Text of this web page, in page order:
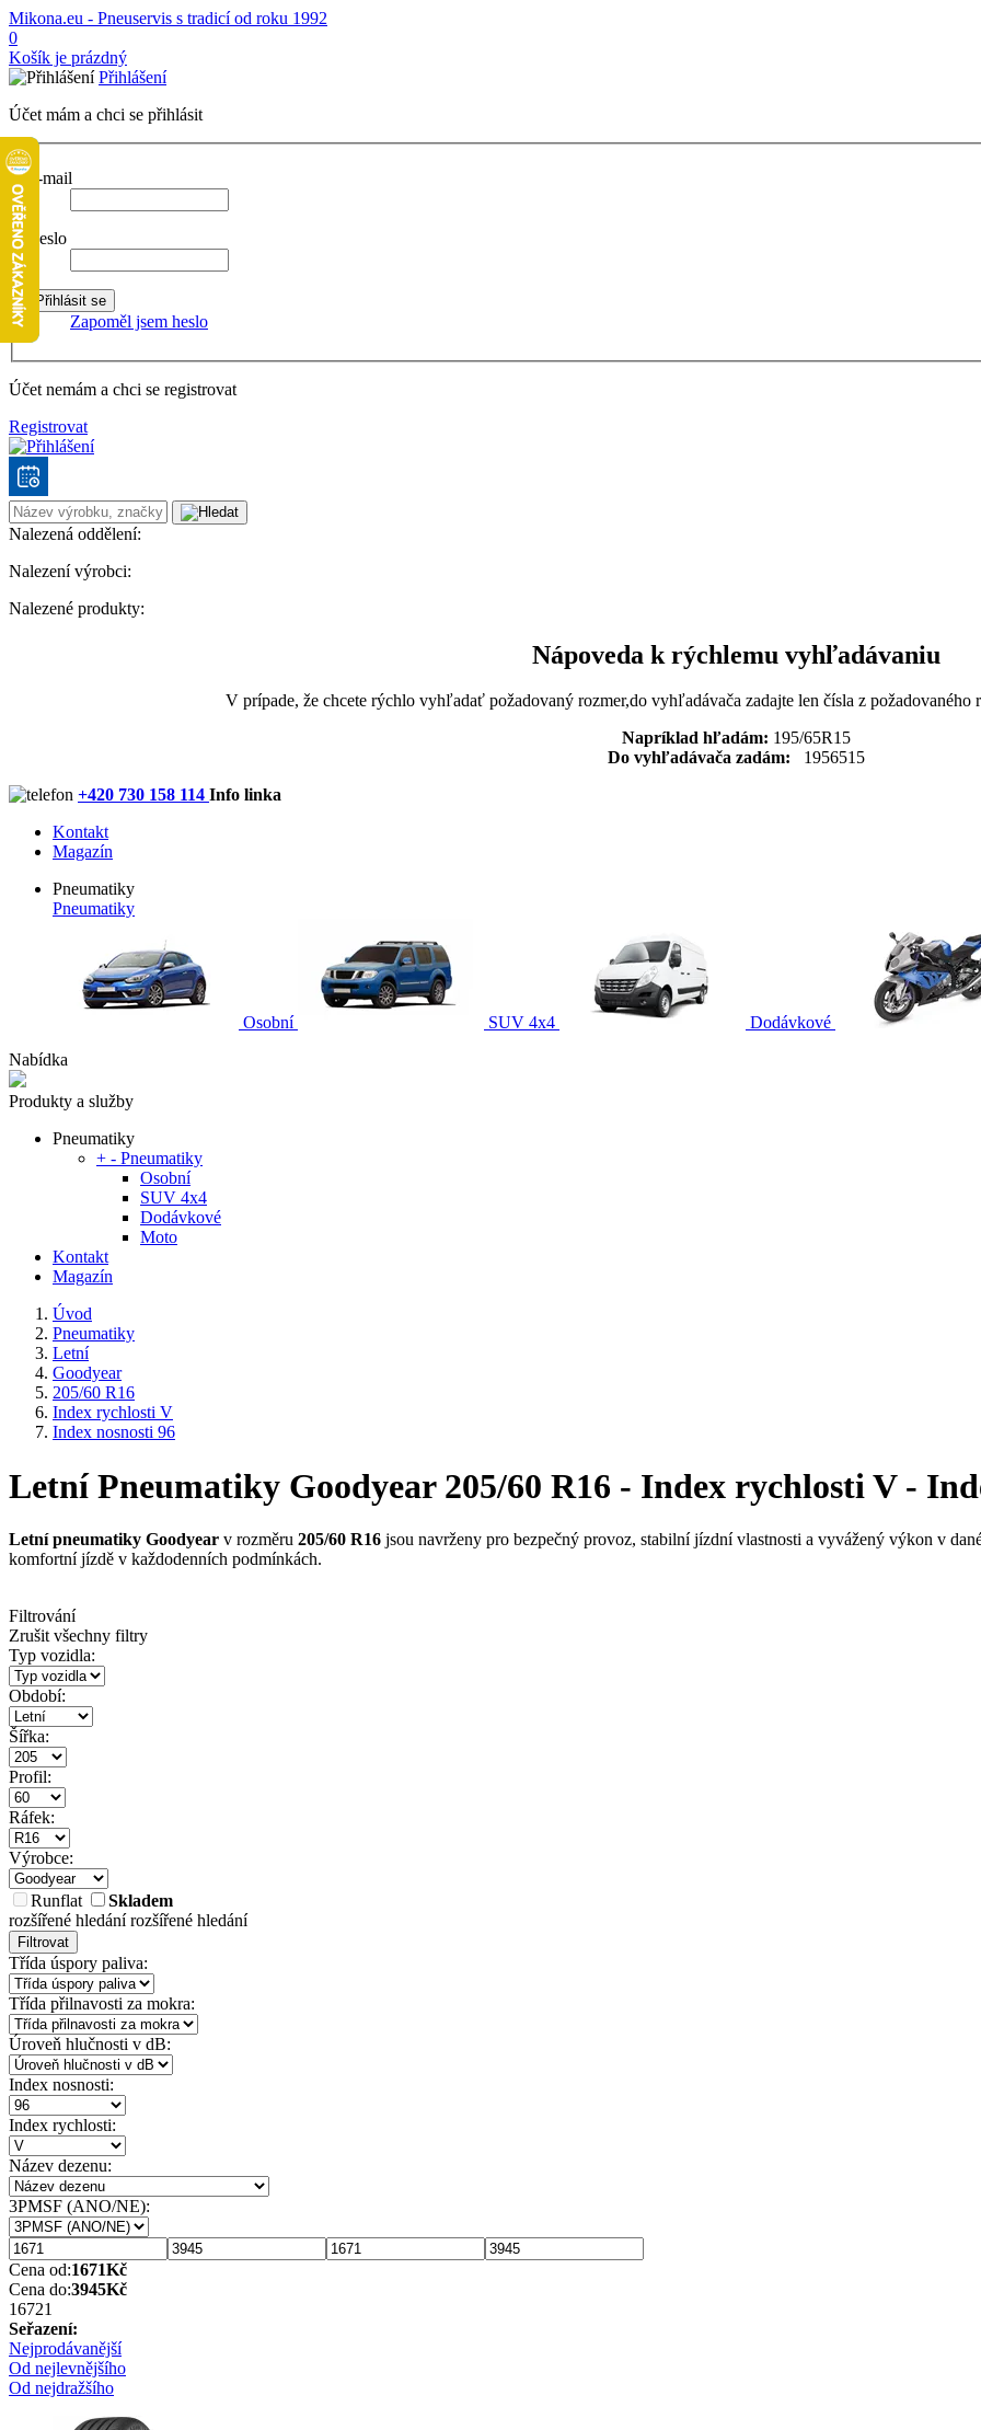
Mikona.eu - Pneuservis s tradicí od roku 1992
0
Košík je prázdný
Přihlášení
Účet mám a chci se přihlásit
E-mail
Heslo
Zapoměl jsem heslo
Účet nemám a chci se registrovat
Registrovat
Nalezená oddělení:
Nalezení výrobci:
Nalezené produkty:
Nápoveda k rýchlemu vyhľadávaniu
V prípade, že chcete rýchlo vyhľadať požadovaný rozmer,do vyhľadávača zadajte len čísla z
Napríklad hľadám: 195/65R15
Do vyhľadávača zadám: 1956515
+420 730 158 114 Info linka
Kontakt
Magazín
Pneumatiky
Pneumatiky
Osobní SUV 4x4
Dodávkové
Nabídka
Produkty a služby
Pneumatiky
+ - Pneumatiky
Osobní
SUV 4x4
Dodávkové
Moto
Kontakt
Magazín
Úvod
Pneumatiky
Letní
Goodyear
205/60 R16
Index rychlosti V
Index nosnosti 96
Letní Pneumatiky Goodyear 205/60 R16 - Index rychlosti V -
Letní pneumatiky Goodyear v rozměru 205/60 R16 jsou navrženy pro bezpečný provoz, stabilní jízdní vlastnosti a vyvážený výkon v
komfortní jízdě v každodenních podmínkách.
Filtrování
Zrušit všechny filtry
Typ vozidla:
Období:
Šířka:
Profil:
Ráfek:
Výrobce:
Runflat
Skladem
rozšířené hledánírozšířené hledání
Filtrovat
Třída úspory paliva:
Třída přilnavosti za mokra:
Úroveň hlučnosti v dB:
Index nosnosti:
Index rychlosti:
Název dezenu:
3PMSF (ANO/NE):
Cena od:1671Kč
Cena do:3945Kč
16721
Seřazení:
Nejprodávanější
Od nejlevnějšího
Od nejdražšího